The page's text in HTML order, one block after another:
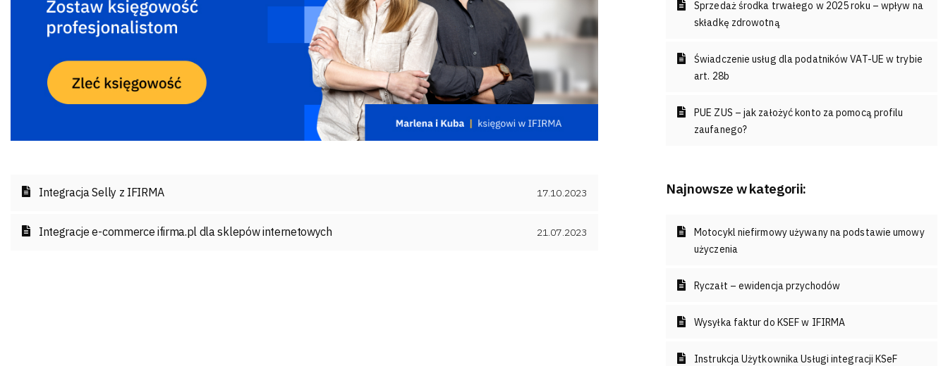
Integracja Selly z IFIRMA 17.10.2023
Integracje e-commerce ifirma.pl dla sklepów internetowych 21.07.2023
Sprzedaż środka trwałego w 2025 roku – wpływ na
składkę zdrowotną
Świadczenie usług dla podatników VAT-UE w trybie
art. 28b
PUE ZUS – jak założyć konto za pomocą profilu
zaufanego?
Najnowsze w kategorii:
Motocykl niefirmowy używany na podstawie umowy
użyczenia
Ryczałt – ewidencja przychodów
Wysyłka faktur do KSEF w IFIRMA
Instrukcja Użytkownika Usługi integracji KSeF